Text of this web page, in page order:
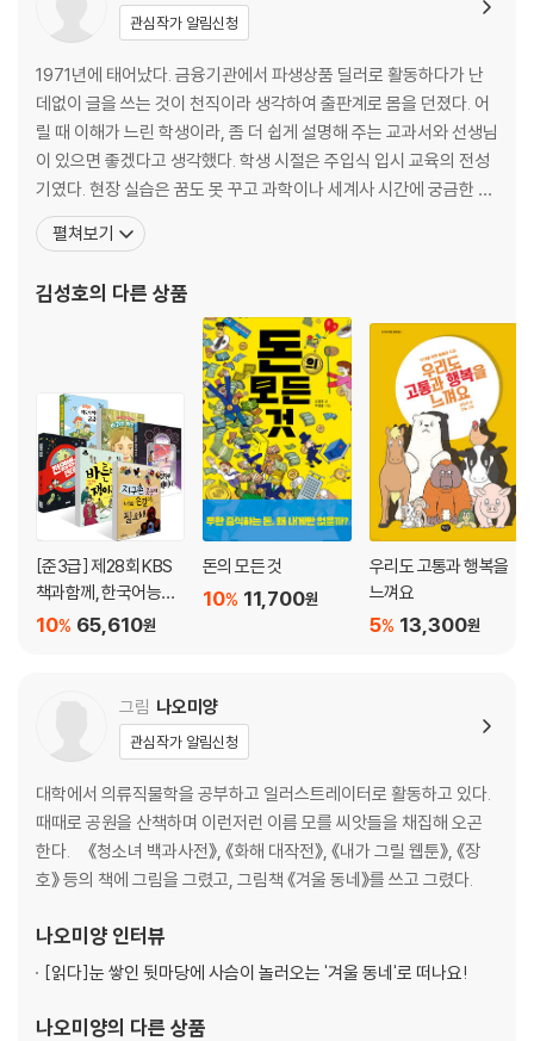
관심작가 알림신청
1971년에 태어났다. 금융기관에서 파생상품 딜러로 활동하다가 난
데없이 글을 쓰는 것이 천직이라 생각하여 출판계로 몸을 던졌다. 어
릴 때 이해가 느린 학생이라, 좀 더 쉽게 설명해 주는 교과서와 선생님
이 있으면 좋겠다고 생각했다. 학생 시절은 주입식 입시 교육의 전성
기였다. 현장 실습은 꿈도 못 꾸고 과학이나 세계사 시간에 궁금한 것
이 있어도 시험과 관계없으면 묻기 힘들었고 물어도 선생님들은 가르
쳐 주지 않았다. 그래서 과학과 세계사는 가장 싫어하는 과목들이 되
결심했다. 앞으로 어린이들을 위한 ‘꼬마 경제학
펼쳐보기
김성호의 다른 상품
[준3급] 제28회 KBS
책과함께, 한국어능력
시험 선정도서
65,610원
10%
돈의 모든 것
11,700원
10%
우리도 고통과 행복을
느껴요
13,300원
5%
그림 나오미양
관심작가 알림신청
대학에서 의류직물학을 공부하고 일러스트레이터로 활동하고 있다.
때때로 공원을 산책하며 이런저런 이름 모를 씨앗들을 채집해 오곤
한다. 《청소녀 백과사전》, 《화해 대작전》, 《내가 그릴 웹툰》, 《장
호》 등의 책에 그림을 그렸고, 그림책 《겨울 동네》를 쓰고 그렸다.
나오미양 인터뷰
[읽다]눈 쌓인 뒷마당에 사슴이 놀러오는 '겨울 동네'로 떠나요!
나오미양의 다른 상품